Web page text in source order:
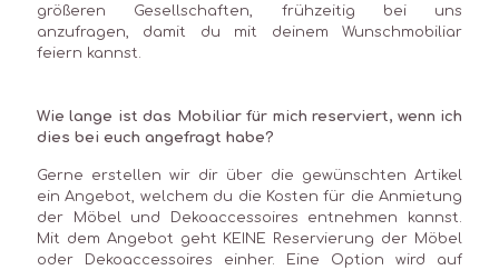
größeren Gesellschaften, frühzeitig bei uns
anzufragen, damit du mit deinem Wunschmobiliar
feiern kannst.
Wie lange ist das Mobiliar für mich reserviert, wenn ich
dies bei euch angefragt habe?
Gerne erstellen wir dir über die gewünschten Artikel
ein Angebot, welchem du die Kosten für die Anmietung
der Möbel und Dekoaccessoires entnehmen kannst.
Mit dem Angebot geht KEINE Reservierung der Möbel
oder Dekoaccessoires einher. Eine Option wird auf